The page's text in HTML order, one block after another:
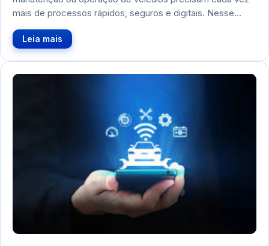
mais de processos rápidos, seguros e digitais. Nesse…
Leia mais